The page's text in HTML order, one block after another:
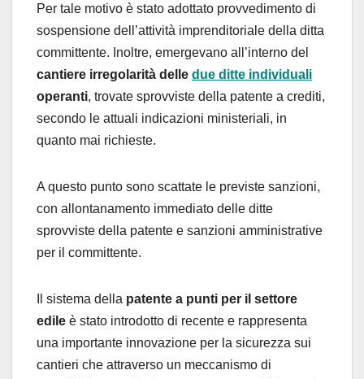
Per tale motivo è stato adottato provvedimento di
sospensione dell’attività imprenditoriale della ditta
committente. Inoltre, emergevano all’interno del
cantiere irregolarità delle due ditte individuali
operanti, trovate sprovviste della patente a crediti,
secondo le attuali indicazioni ministeriali, in
quanto mai richieste.
A questo punto sono scattate le previste sanzioni,
con allontanamento immediato delle ditte
sprovviste della patente e sanzioni amministrative
per il committente.
Il sistema della patente a punti per il settore
edile è stato introdotto di recente e rappresenta
una importante innovazione per la sicurezza sui
cantieri che attraverso un meccanismo di